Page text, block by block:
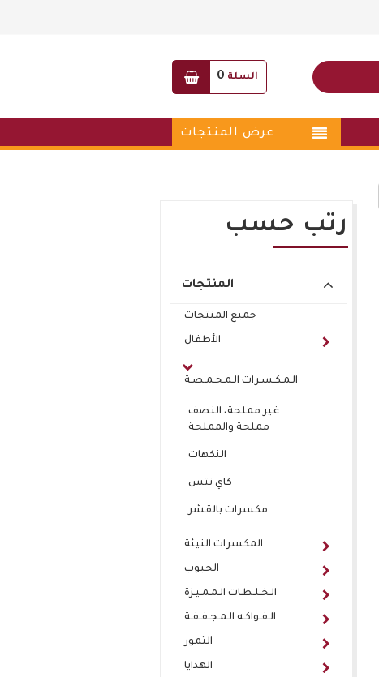
السلة 0
عرض المنتجات
رتب حسب
المنتجات
جميع المنتجات
الأطفال
الـمـكـسـرات الـمـحـمـصـة
غير مملحة، النصف
مملحة والمملحة
النكهات
كاي نتس
مكسرات بالقشر
المكسرات النيئة
الحبوب
الـخـلـطـات الـمـمـيـزة
الـفـواكـه الـمـجـفـفـة
التمور
الهدايا